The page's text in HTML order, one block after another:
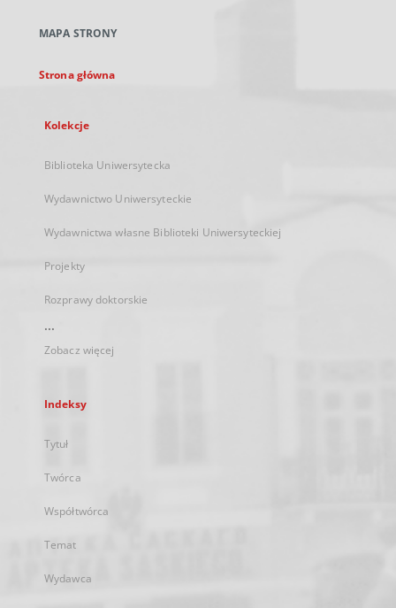
karcie
MAPA STRONY
Strona główna
Kolekcje
Biblioteka Uniwersytecka
Wydawnictwo Uniwersyteckie
Wydawnictwa własne Biblioteki Uniwersyteckiej
Projekty
Rozprawy doktorskie
...
Zobacz więcej
Indeksy
Tytuł
Twórca
Współtwórca
Temat
Wydawca